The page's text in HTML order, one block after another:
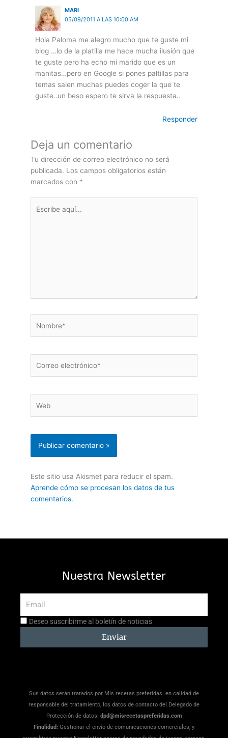
MARI
05/09/2011 A LAS 10:00 AM
Hola Paloma me alegro mucho que te guste mi
blog …lo de la platilla me hace mucha ilusión que
te guste pero ha echo mi marido que es un
manitas…pero en Google si pones paltillas para
temas salen muchas puedes coger la que te
guste..un beso espero te sirva la respuesta..
Responder
Deja un comentario
Tu dirección de correo electrónico no será
publicada. Los campos obligatorios están
marcados con *
aquí...
electrónico*
Este sitio usa Akismet para reducir el spam.
Aprende cómo se procesan los datos de tus
comentarios.
Nuestra Newsletter
Aceptación
Deseo suscribirme al boletín de noticias
Enviar
Sus datos serán tratados por Mis recetas preferidas. en calidad de
responsable del tratamiento, los datos de contacto del Delegado de
Protección de datos: dpd@misrecetaspreferidas.com
Finalidad: Gestionar el envío de comunicaciones comerciales, y